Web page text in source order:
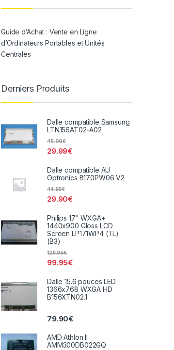
Guide d’Achat : Vente en Ligne
d’Ordinateurs Portables et Unités
Centrales
Derniers Produits
Dalle compatible Samsung
LTN156AT02-A02
29.99€
45.00€
Dalle compatible AU
Optronics B170PW06 V2
29.90€
44.95€
Philips 17" WXGA+
1440x900 Gloss LCD
Screen LP171WP4 (TL)
(B3)
99.95€
129.95€
Dalle 15.6 pouces LED
1366x768 WXGA HD
B156XTN02.1
79.90€
AMD Athlon II
AMM300DB022GQ